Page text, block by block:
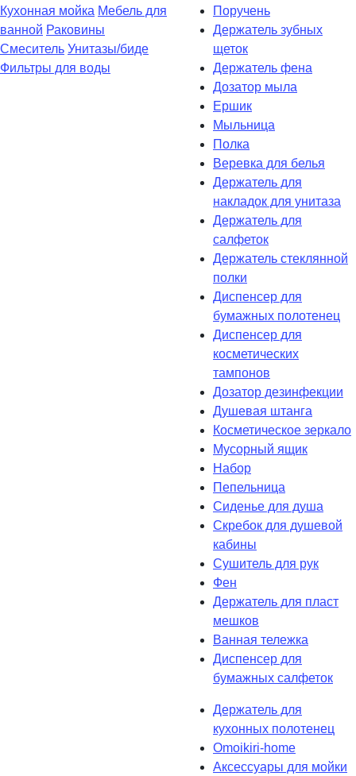
Кухонная мойка Мебель для
ванной Раковины
Смеситель Унитазы/биде
Фильтры для воды
Поручень
Держатель зубных
щеток
Держатель фена
Дозатор мыла
Eршик
Мыльница
Полка
Веревка для белья
Держатель для
накладок для унитаза
Держатель для
салфеток
Держатель стеклянной
полки
Диспенсер для
бумажных полотенец
Диспенсер для
косметических
тампонов
Дозатор дезинфекции
Душевая штанга
Косметическое зеркало
Мусорный ящик
Набор
Пепельница
Сиденье для душа
Скребок для душевой
кабины
Сушитель для рук
Фен
Держатель для пласт
мешков
Ванная тележка
Диспенсер для
бумажных салфеток
Держатель для
кухонных полотенец
Omoikiri-home
Аксессуары для мойки